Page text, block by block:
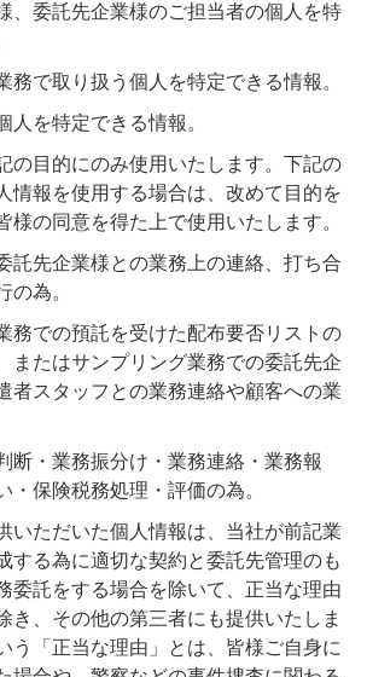
、委託先企業様のご担当者の個人を特
務で取り扱う個人を特定できる情報。
人を特定できる情報。
の目的にのみ使用いたします。下記の
情報を使用する場合は、改めて目的を
様の同意を得た上で使用いたします。
託先企業様との業務上の連絡、打ち合
の為。
務での預託を受けた配布要否リストの
またはサンプリング業務での委託先企
者スタッフとの業務連絡や顧客への業
断・業務振分け・業務連絡・業務報
・保険税務処理・評価の為。
いただいた個人情報は、当社が前記業
する為に適切な契約と委託先管理のも
委託をする場合を除いて、正当な理由
き、その他の第三者にも提供いたしま
う「正当な理由」とは、皆様ご自身に